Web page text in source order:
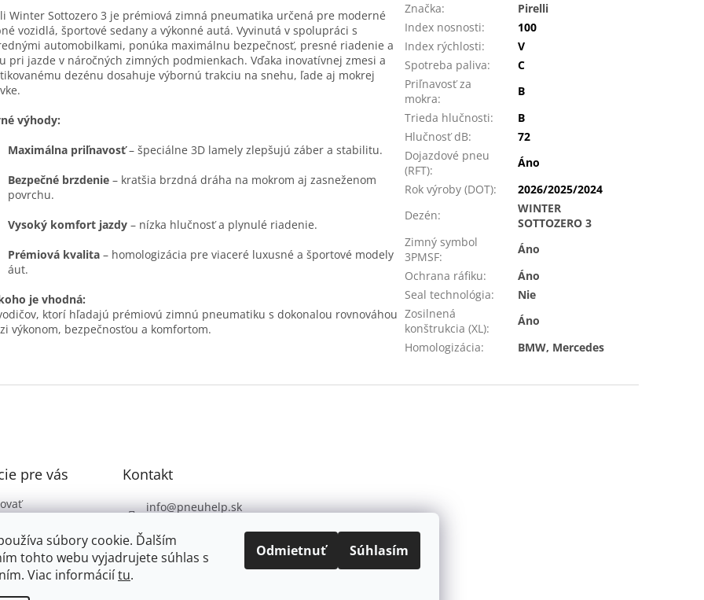
súbory cookie. Ďalším
tohto webu vyjadrujete súhlas s
Viac informáciítu.
Odmietnuť Súhlasím
Winter Sottozero 3 je prémiová zimná pneumatika určená pre moderné
vozidlá, športové sedany a výkonné autá. Vyvinutá v spolupráci s
automobilkami, ponúka maximálnu bezpečnosť, presné riadenie a
pri jazde v náročných zimných podmienkach. Vďaka inovatívnej zmesi a
dezénu dosahuje výbornú trakciu na snehu, ľade aj mokrej
výhody:
Maximálna priľnavosť– špeciálne 3D lamely zlepšujú záber a stabilitu.
Bezpečné brzdenie – kratšia brzdná dráha na mokrom aj zasneženom
povrchu.
Vysoký komfort jazdy – nízka hlučnosť a plynulé riadenie.
Prémiová kvalita – homologizácia pre viaceré luxusné a športové modely
áut.
je vhodná:
ktorí hľadajú prémiovú zimnú pneumatiku s dokonalou rovnováhou
výkonom, bezpečnosťou a komfortom.
Značka:
Pirelli
Index nosnosti:
100
Index rýchlosti:
V
Spotreba paliva:
C
Priľnavosť za
mokra:
B
Trieda hlučnosti:
B
Hlučnosť dB:
72
Dojazdové pneu
(RFT):
Áno
Rok výroby (DOT):
2026/2025/2024
Dezén:
WINTER
SOTTOZERO 3
Zimný symbol
3PMSF:
Áno
Ochrana ráfiku:
Áno
Seal technológia:
Nie
Zosilnená
konštrukcia (XL):
Áno
Homologizácia: BMW, Mercedes
pre vás
ochrany
Kontakt
info@pneuhelp.sk